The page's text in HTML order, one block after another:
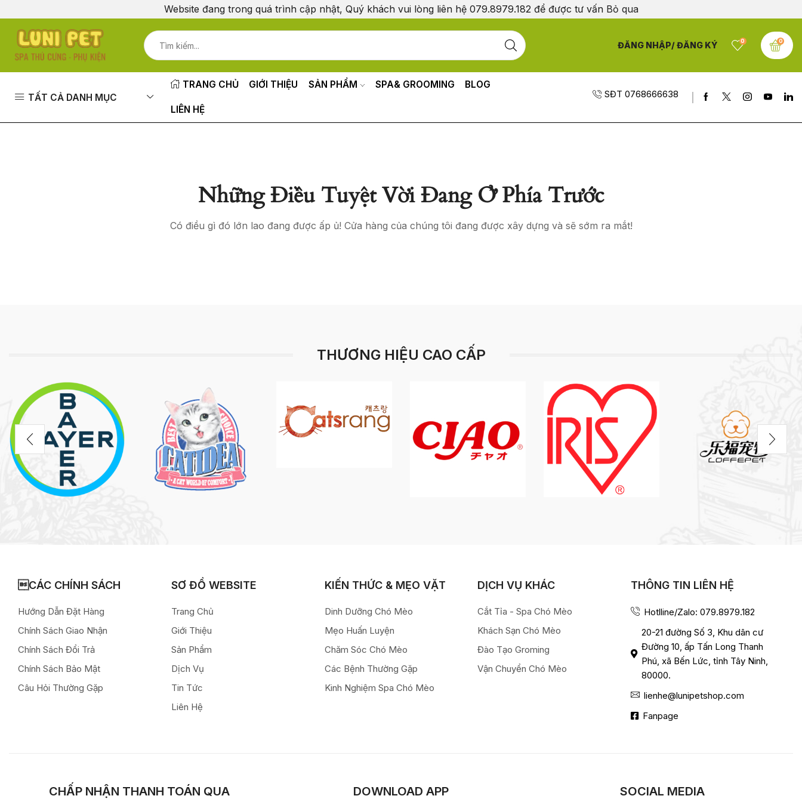
Website đang trong quá trình cập nhật, Quý khách vui lòng liên hệ 079.8979.182 để được tư vấn Bỏ qua
ĐĂNG NHẬP/ ĐĂNG KÝ 0 0
TẤT CẢ DANH MỤC
TRANG CHỦ GIỚI THIỆU SẢN PHẨM SPA& GROOMING BLOG
LIÊN HỆ
SĐT 0768666638
Những Điều Tuyệt Vời Đang Ở Phía Trước
Có điều gì đó lớn lao đang được ấp ủ! Cửa hàng của chúng tôi đang được xây dựng và sẽ sớm ra mắt!
THƯƠNG HIỆU CAO CẤP
CÁC CHÍNH SÁCH
Hướng Dẫn Đặt Hàng
Chính Sách Giao Nhận
Chính Sách Đổi Trả
Chính Sách Bảo Mật
Câu Hỏi Thường Gặp
SƠ ĐỒ WEBSITE
Trang Chủ
Giới Thiệu
Sản Phẩm
Dịch Vụ
Tin Tức
Liên Hệ
KIẾN THỨC & MẸO VẶT
Dinh Dưỡng Chó Mèo
Mẹo Huấn Luyện
Chăm Sóc Chó Mèo
Các Bệnh Thường Gặp
Kinh Nghiệm Spa Chó Mèo
DỊCH VỤ KHÁC
Cắt Tỉa - Spa Chó Mèo
Khách Sạn Chó Mèo
Đào Tạo Groming
Vận Chuyển Chó Mèo
THÔNG TIN LIÊN HỆ
Hotlline/Zalo: 079.8979.182
20-21 đường Số 3, Khu dân cư
Đường 10, ấp Tấn Long Thanh
Phú, xã Bến Lức, tỉnh Tây Ninh,
80000.
lienhe@lunipetshop.com
Fanpage
CHẤP NHẬN THANH TOÁN QUA DOWNLOAD APP SOCIAL MEDIA